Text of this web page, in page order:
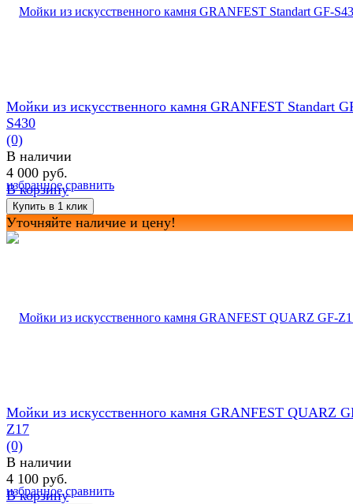
избранное сравнить
Мойки из искусственного камня GRANFEST Standart
S430
(0)
В наличии
4 000 руб.
В корзину
Уточняйте наличие и цену!
избранное сравнить
Мойки из искусственного камня GRANFEST QUARZ
Z17
(0)
В наличии
4 100 руб.
В корзину